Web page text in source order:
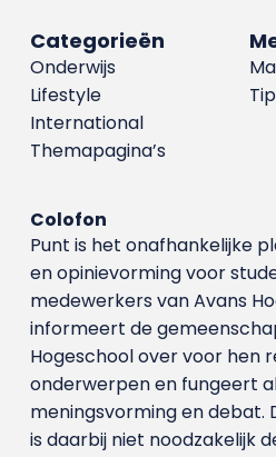
Categorieën
Onderwijs
Lifestyle
International
Themapagina’s
Colofon
Punt is het onafhankelijke
en opinievorming voor
medewerkers van Avans
informeert de
Hogeschool over voor hen
onderwerpen en fungeert
meningsvorming en debat.
is daarbij niet noodzakelijk